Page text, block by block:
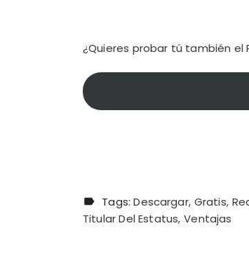
¿Quieres probar tú también
Tags:Descargar Gratis
Titular Del Estatus Ventajas